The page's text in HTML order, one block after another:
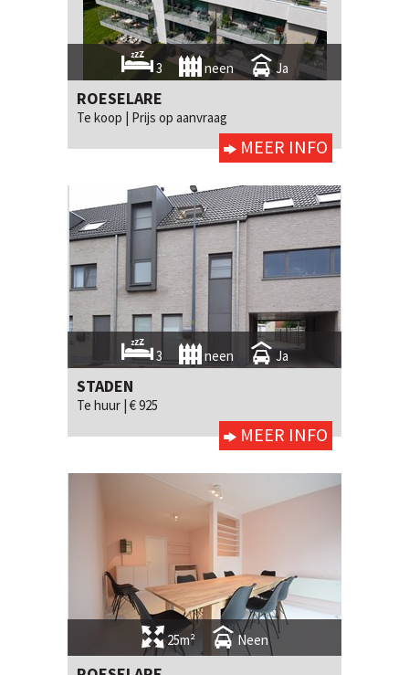
3 neen Ja
ROESELARE
Te koop | Prijs op aanvraag
MEER INFO
3 neen Ja
STADEN
Te huur | € 925
MEER INFO
25m² Neen